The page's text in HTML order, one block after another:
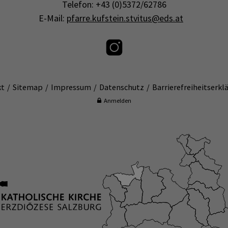
Telefon: +43 (0)5372/62786
E-Mail: pfarre.kufstein.stvitus@eds.at
Sitemap Impressum Datenschutz
Anmelden